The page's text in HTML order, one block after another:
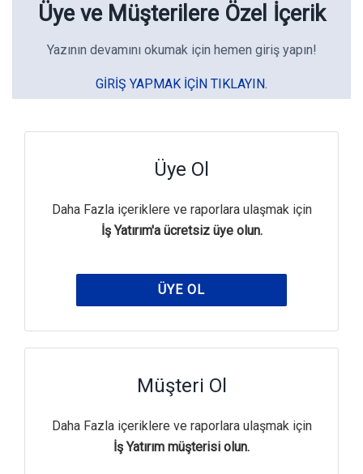
Üye ve Müşterilere Özel İçerik
Yazının devamını okumak için hemen giriş yapın!
GIRIŞ YAPMAK IÇIN TIKLAYIN.
Üye Ol
Daha Fazla içeriklere ve raporlara ulaşmak için
İş Yatırım'a ücretsiz üye olun.
ÜYE OL
Müşteri Ol
Daha Fazla içeriklere ve raporlara ulaşmak için
İş Yatırım müşterisi olun.